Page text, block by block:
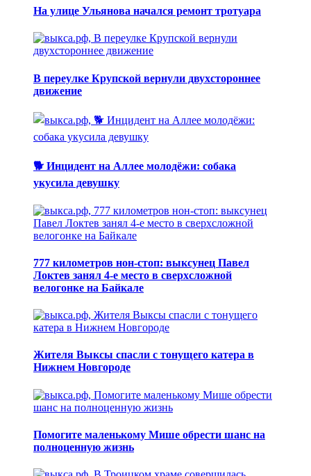
На улице Ульянова начался ремонт тротуара
В переулке Крупской вернули двухстороннее
движение
🐕 Инцидент на Аллее молодёжи: собака
укусила девушку
777 километров нон-стоп: выксунец Павел
Локтев занял 4-е место в сверхсложной
велогонке на Байкале
Жителя Выксы спасли с тонущего катера в
Нижнем Новгороде
Помогите маленькому Мише обрести шанс на
полноценную жизнь